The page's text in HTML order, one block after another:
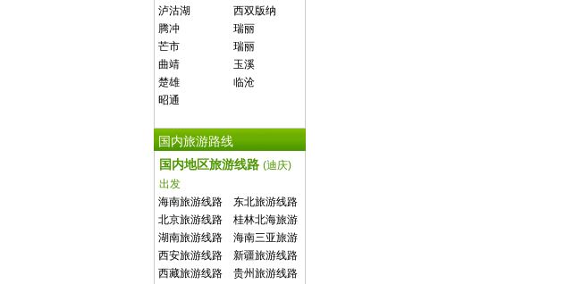
泸沽湖
西双版纳
腾冲
瑞丽
芒市
瑞丽
曲靖
玉溪
楚雄
临沧
昭通
国内旅游路线
国内地区旅游线路 (迪庆)
出发
海南旅游线路
东北旅游线路
北京旅游线路
桂林北海旅游
线路
湖南旅游线路
海南三亚旅游
线路
西安旅游线路
新疆旅游线路
西藏旅游线路
贵州旅游线路